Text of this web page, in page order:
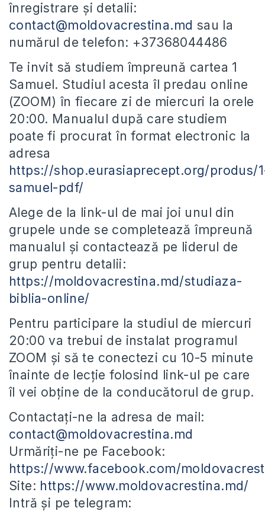
înregistrare și detalii:
contact@moldovacrestina.md sau la
numărul de telefon: +37368044486
Te invit să studiem împreună cartea 1
Samuel. Studiul acesta îl predau online
(ZOOM) în fiecare zi de miercuri la orele
20:00. Manualul după care studiem
poate fi procurat în format electronic la
adresa
https://shop.eurasiaprecept.org/produs/
samuel-pdf/
Alege de la link-ul de mai joi unul din
grupele unde se completează împreună
manualul și contactează pe liderul de
grup pentru detalii:
https://moldovacrestina.md/studiaza-
biblia-online/
Pentru participare la studiul de miercuri
20:00 va trebui de instalat programul
ZOOM și să te conectezi cu 10-5 minute
înainte de lecție folosind link-ul pe care
îl vei obține de la conducătorul de grup.
Contactați-ne la adresa de mail:
contact@moldovacrestina.md
Urmăriți-ne pe Facebook:
https://www.facebook.com/
Site: https://www.moldovacrestina.md/
Intră și pe telegram: